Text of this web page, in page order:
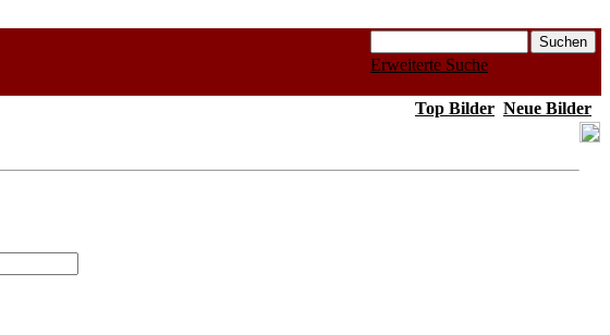
Erweiterte Suche
Top Bilder Neue Bilder